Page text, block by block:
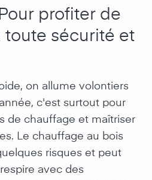
profiter de
toute sécurité et
on allume volontiers
c'est surtout pour
de chauffage et maîtriser
Le chauffage au bois
risques et peut
avec des